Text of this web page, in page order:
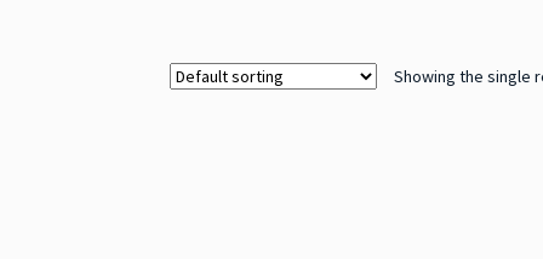
Showing the single